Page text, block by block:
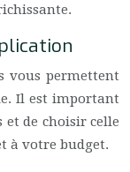
vous permettent
Il est important
et de choisir celle
à votre budget.